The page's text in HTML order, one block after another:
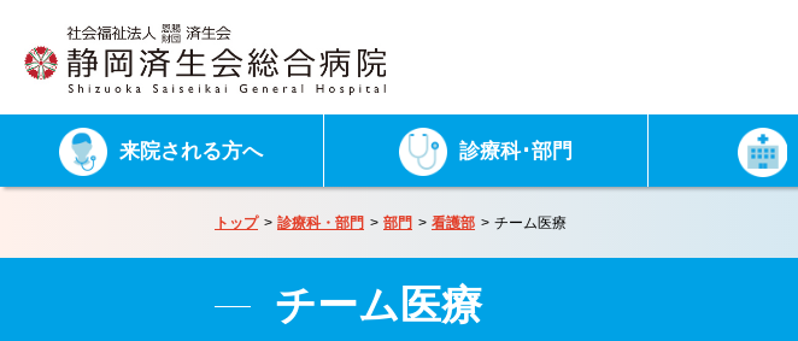
来院される方へ 診療科･部門
トップ 診療科・部門 部門 看護部 チーム医療
チーム医療